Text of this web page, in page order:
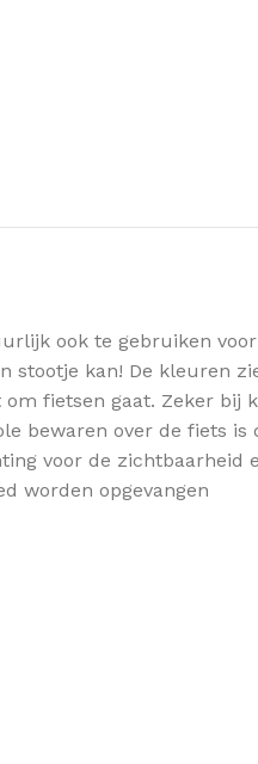
ook te gebruiken
stootje kan! De kleuren
fietsen gaat. Zeker bij
bewaren over de fiets is
voor de zichtbaarheid
worden opgevangen